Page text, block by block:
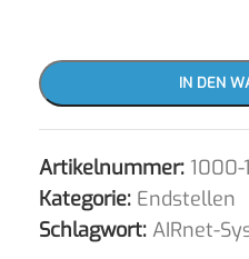
IN DEN
Artikelnummer: 1000-
Kategorie: Endstellen
Schlagwort: AIRnet-